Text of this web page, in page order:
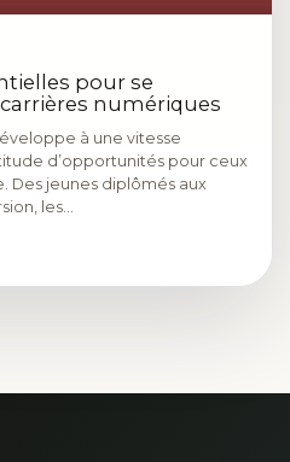
pour se
numériques
à une vitesse
d’opportunités pour ceux
Des jeunes diplômés aux
les…